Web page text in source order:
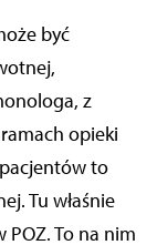
być
z
opieki
to
Tu właśnie
To na nim